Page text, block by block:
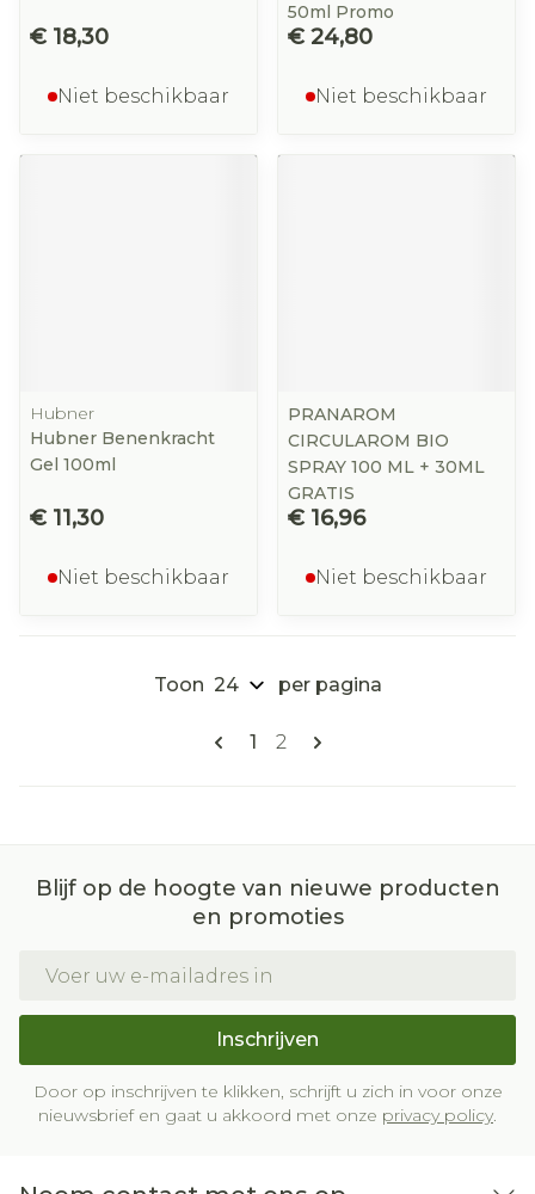
€ 18,30
Niet beschikbaar
50ml Promo
€ 24,80
Niet beschikbaar
Hubner
Hubner Benenkracht
Gel 100ml
€ 11,30
Niet beschikbaar
PRANAROM
CIRCULAROM BIO
SPRAY 100 ML + 30ML
GRATIS
€ 16,96
Niet beschikbaar
Pagina's
U lees momenteel pagina
1 Pagina
2
Toon per pagina
Blijf op de hoogte van nieuwe producten
en promoties
Inschrijven
Door op inschrijven te klikken, schrijft u zich in voor onze
nieuwsbrief en gaat u akkoord met onze privacy policy.